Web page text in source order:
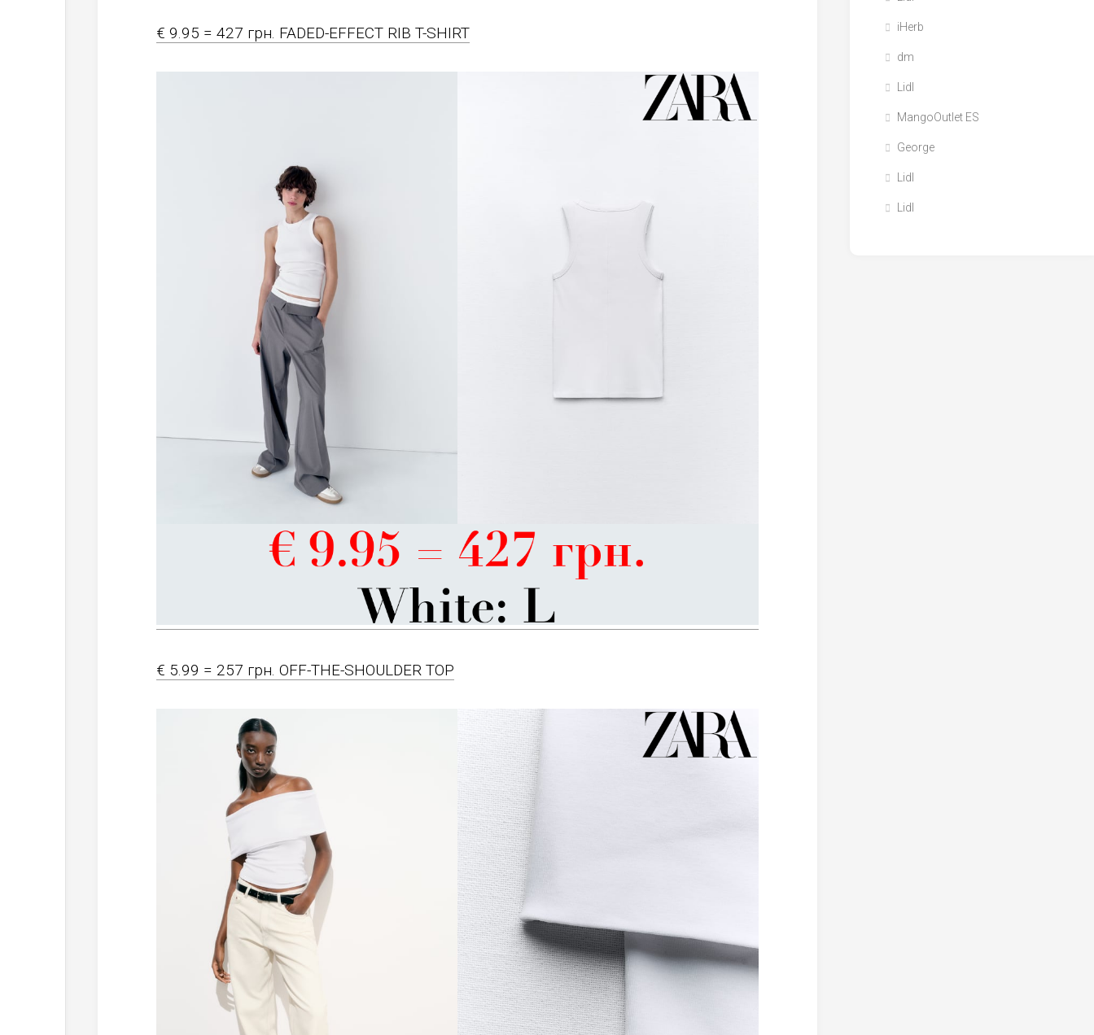
€ 9.95 = 427 грн. FADED-EFFECT RIB T-SHIRT
€ 5.99 = 257 грн. OFF-THE-SHOULDER TOP
iHerb
dm
Lidl
MangoOutlet ES
George
Lidl
Lidl